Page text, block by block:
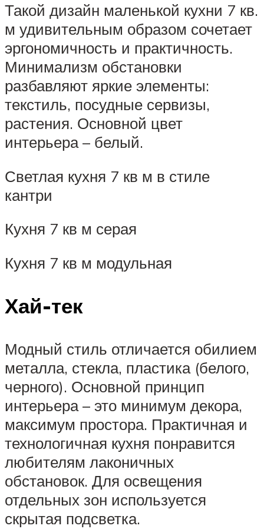
Такой дизайн маленькой кухни 7 кв.
м удивительным образом сочетает
эргономичность и практичность.
Минимализм обстановки
разбавляют яркие элементы:
текстиль, посудные сервизы,
растения. Основной цвет
интерьера – белый.
Светлая кухня 7 кв м в стиле
кантри
Кухня 7 кв м серая
Кухня 7 кв м модульная
Хай-тек
Модный стиль отличается обилием
металла, стекла, пластика (белого,
черного). Основной принцип
интерьера – это минимум декора,
максимум простора. Практичная и
технологичная кухня понравится
любителям лаконичных
обстановок. Для освещения
отдельных зон используется
скрытая подсветка.